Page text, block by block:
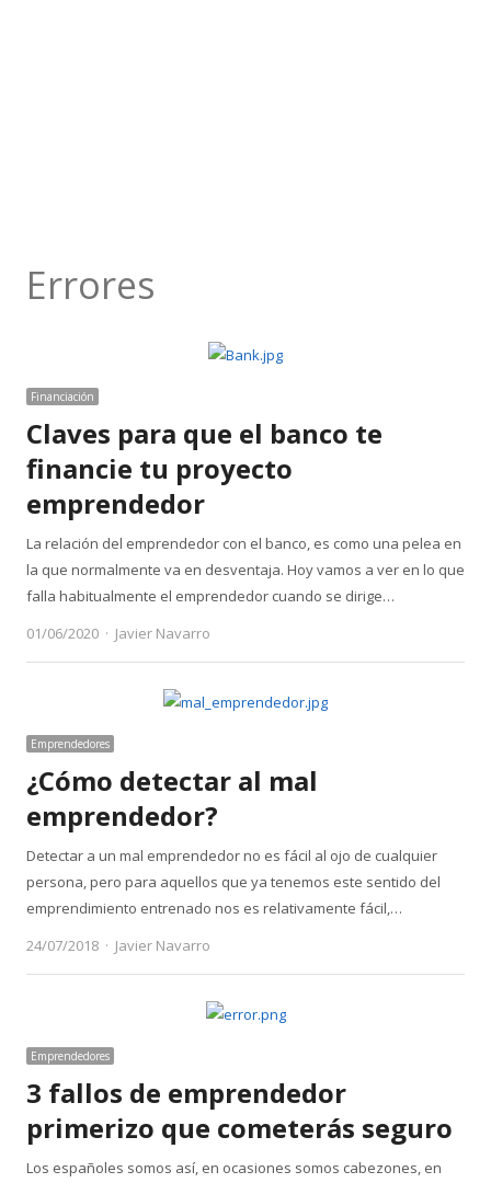
Errores
Financiación
Claves para que el banco te
financie tu proyecto
emprendedor
La relación del emprendedor con el banco, es como una pelea en
la que normalmente va en desventaja. Hoy vamos a ver en lo que
falla habitualmente el emprendedor cuando se dirige…
01/06/2020
Author
Javier Navarro
Emprendedores
¿Cómo detectar al mal
emprendedor?
Detectar a un mal emprendedor no es fácil al ojo de cualquier
persona, pero para aquellos que ya tenemos este sentido del
emprendimiento entrenado nos es relativamente fácil,…
24/07/2018
Author
Javier Navarro
Emprendedores
3 fallos de emprendedor
primerizo que cometerás seguro
Los españoles somos así, en ocasiones somos cabezones, en